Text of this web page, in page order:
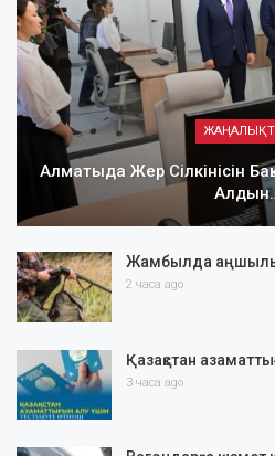
Алматыда Жер Сілкінісін
Жамбылда
2 часа ago
Қазақстан
3 часа ago